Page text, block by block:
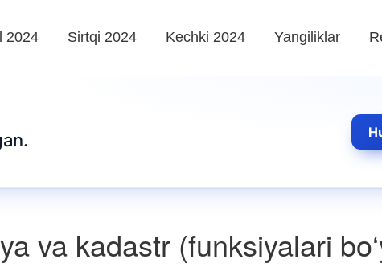
2024 Sirtqi 2024 Kechki 2024 Yangiliklar
va kadastr (funksiyalari